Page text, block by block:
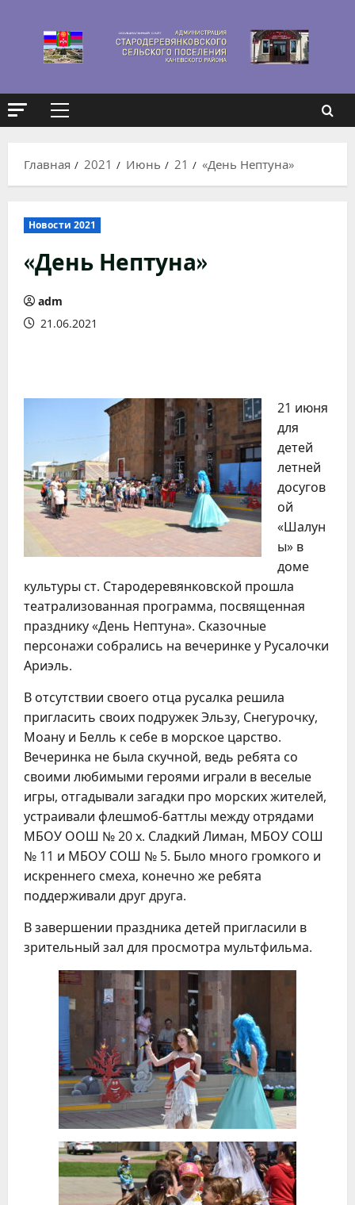
содержимому
Основное
Главная
2021 Июнь 21 «День Нептуна»
Новости 2021
«День Нептуна»
adm
21.06.2021
21 июня
для
детей
летней
досугов
ой
«Шалун
ы» в
доме
культуры ст. Стародеревянковской прошла
театрализованная программа, посвященная
празднику «День Нептуна». Сказочные
персонажи собрались на вечеринке у Русалочки
Ариэль.
В отсутствии своего отца русалка решила
пригласить своих подружек Эльзу, Снегурочку,
Моану и Белль к себе в морское царство.
Вечеринка не была скучной, ведь ребята со
своими любимыми героями играли в веселые
игры, отгадывали загадки про морских жителей,
устраивали флешмоб-баттлы между отрядами
МБОУ ООШ № 20 х. Сладкий Лиман, МБОУ СОШ
№ 11 и МБОУ СОШ № 5. Было много громкого и
искреннего смеха, конечно же ребята
поддерживали друг друга.
В завершении праздника детей пригласили в
зрительный зал для просмотра мультфильма.